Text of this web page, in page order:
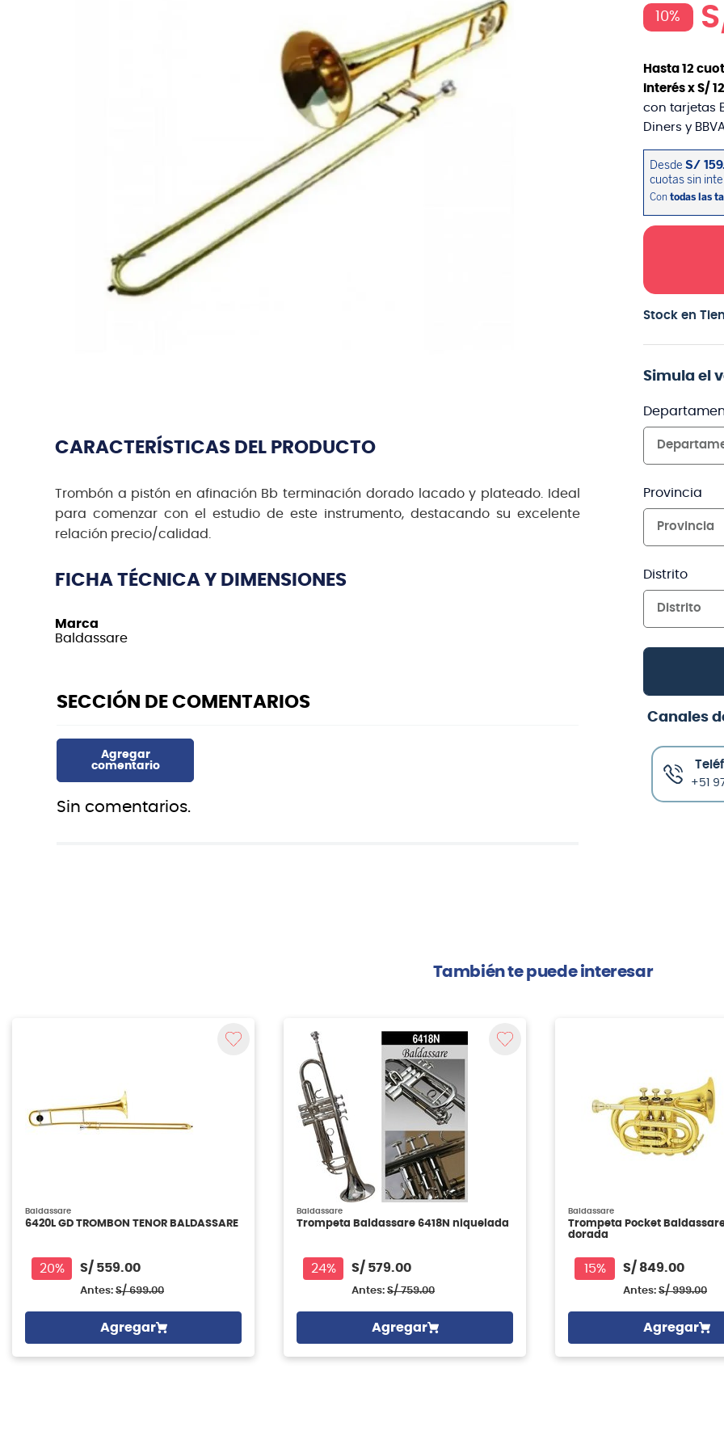
CARACTERÍSTICAS DEL PRODUCTO
Trombón a pistón en afinación Bb terminación dorado lacado y plateado. Ideal
para comenzar con el estudio de este instrumento, destacando su excelente
relación precio/calidad.
FICHA TÉCNICA Y DIMENSIONES
Marca
Baldassare
Sin comentarios.
10%
Hasta 12
interés x S/
con tarjetas
Diners y
Stock en
Simula el
Provincia
Provincia
Distrito
Distrito
Canales
+51
También te puede interesar
Baldassare
6420L GD TROMBON TENOR BALDASSARE
20% S/ 559.00
Antes: S/ 699.00
Agregar
Baldassare
Trompeta Baldassare 6418N niquelada
24% S/ 579.00
Antes: S/ 759.00
Agregar
Baldassare
Trompeta Pocket
dorada
15% S/ 849.00
Antes: S/ 999.00
Agregar